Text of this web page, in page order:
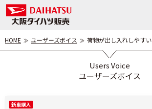
HOME ユーザーズボイス 荷物が出し入れしやすい
Users Voice
ユーザーズボイス
新車購入